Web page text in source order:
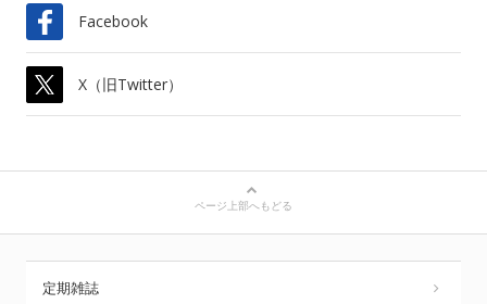
Facebook
X（旧Twitter）
ページ上部へもどる
定期雑誌